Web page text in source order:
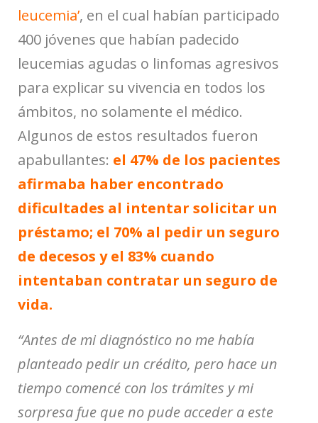
leucemia’, en el cual habían participado
400 jóvenes que habían padecido
leucemias agudas o linfomas agresivos
para explicar su vivencia en todos los
ámbitos, no solamente el médico.
Algunos de estos resultados fueron
apabullantes: el 47% de los pacientes
afirmaba haber encontrado
dificultades al intentar solicitar un
préstamo; el 70% al pedir un seguro
de decesos y el 83% cuando
intentaban contratar un seguro de
vida.
“Antes de mi diagnóstico no me había
planteado pedir un crédito, pero hace un
tiempo comencé con los trámites y mi
sorpresa fue que no pude acceder a este